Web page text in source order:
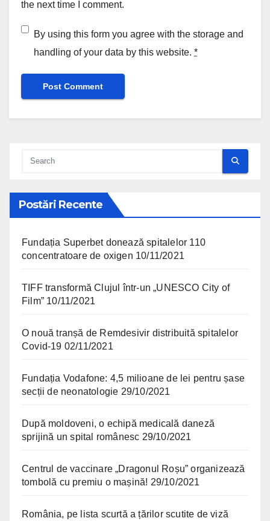
the next time I comment.
By using this form you agree with the storage and
handling of your data by this website. *
Postări Recente
Fundația Superbet donează spitalelor 110
concentratoare de oxigen 10/11/2021
TIFF transformă Clujul într-un „UNESCO City of
Film” 10/11/2021
O nouă tranșă de Remdesivir distribuită spitalelor
Covid-19 02/11/2021
Fundația Vodafone: 4,5 milioane de lei pentru șase
secții de neonatologie 29/10/2021
După moldoveni, o echipă medicală daneză
sprijină un spital românesc 29/10/2021
Centrul de vaccinare „Dragonul Roșu” organizează
tombolă cu premiu o mașină! 29/10/2021
România, pe lista scurtă a țărilor scutite de viză